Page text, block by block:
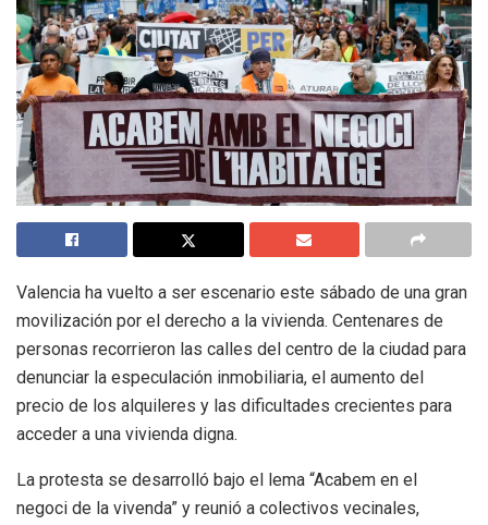
Valencia ha vuelto a ser escenario este sábado de una gran
movilización por el derecho a la vivienda. Centenares de
personas recorrieron las calles del centro de la ciudad para
denunciar la especulación inmobiliaria, el aumento del
precio de los alquileres y las dificultades crecientes para
acceder a una vivienda digna.
La protesta se desarrolló bajo el lema “Acabem en el
negoci de la vivenda” y reunió a colectivos vecinales,